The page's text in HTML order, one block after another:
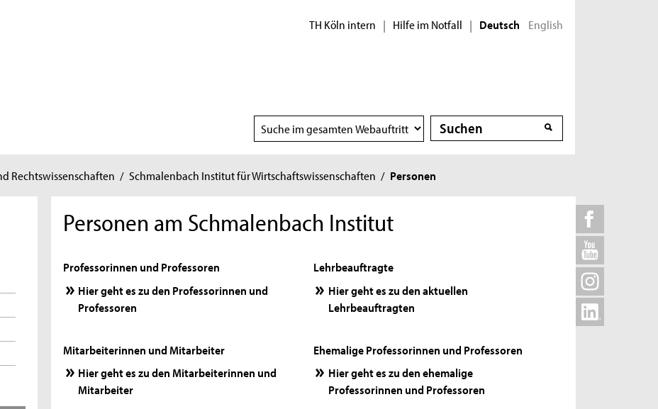
TH Köln intern | Hilfe im Notfall | Deutsch English
Suchbereich
wählen
Suche
Suche
Rechtswissenschaften / Schmalenbach Institut für Wirtschaftswissenschaften / Personen
Personen am Schmalenbach Institut
Professorinnen und Professoren
Hier geht es zu den Professorinnen und
Professoren
Lehrbeauftragte
Hier geht es zu den aktuellen
Lehrbeauftragten
Mitarbeiterinnen und Mitarbeiter
Hier geht es zu den Mitarbeiterinnen und
Mitarbeiter
Ehemalige Professorinnen und Professoren
Hier geht es zu den ehemalige
Professorinnen und Professoren